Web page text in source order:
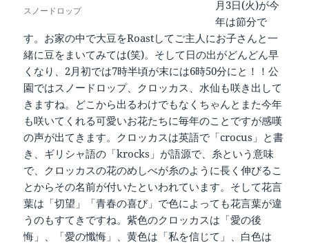
スノードロップ
月3日(火)が今
年は節分で
す。お家の中で大豆をRoastしてご主人にお子さんと一
緒に豆をまいてみては(笑)。そして日の出がどんどん早
くなり、2月初では7時半頃が末には6時50分にと！！公
園ではスノードロップ、クロッカス、水仙も咲き出して
きますね。どこから出るわけでもなくちゃんとまた今年
も咲いてくれる可愛いお花たちに毎年のことですが感嘆
の声が出てきます。クロッカスは英語で「crocus」と書
き、ギリシャ語の「krocks」が語源で、糸という意味
で、クロッカスの花のめしべが糸のように長く伸びるこ
とからその名前が付いたといわれています。そして花言
葉は「切望」「青春の喜び」で色によっても花言葉が違
うのもすてきですね。紫色のクロッカスは「愛の後
悔」、「愛の懺悔」、黄色は「私を信じて」、白色は